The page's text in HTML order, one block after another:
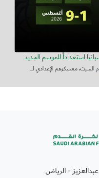
استعداداً للموسم الجديد
معسكرهم الإعدادي ا...
- الرياض